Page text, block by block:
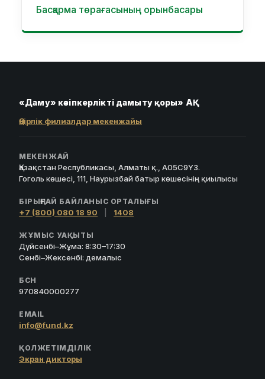
Басқарма төрағасының орынбасары
«Даму» кәсіпкерлікті дамыту қоры» АҚ
Өңірлік филиалдар мекенжайы
МЕКЕНЖАЙ
Қазақстан Республикасы, Алматы қ., A05C9Y3.
Гоголь көшесі, 111, Наурызбай батыр көшесінің қиылысы
БІРЫҢҒАЙ БАЙЛАНЫС ОРТАЛЫҒЫ
+7 (800) 080 18 90 1408
ЖҰМЫС УАҚЫТЫ
Дүйсенбі–Жұма: 8:30–17:30
Сенбі–Жексенбі: демалыс
БСН
970840000277
EMAIL
info@fund.kz
ҚОЛЖЕТІМДІЛІК
Экран дикторы